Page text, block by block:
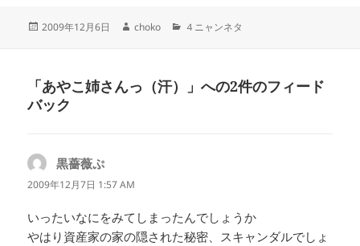
投
2009年12月6日
作
choko
カ
ー
４ニャンネタ
「あやこ姉さんっ（汗）」への2件のフィード
バック
黒薔薇ぷ
り:
2009年12月7日 1:57 AM
いったいなにをみてしまったんでしょうか
やはり資産家の家の隠された秘密、スキャンダルでしょ